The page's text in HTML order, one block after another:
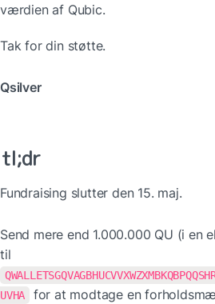
værdien af Qubic.
Tak for din støtte.
Qsilver
tl;dr
Fundraising slutter den 15. maj.
Send mere end 1.000.000 QU (i en
UVHA
for at modtage en